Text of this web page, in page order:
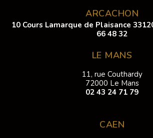
ARCACHON
10 Cours Lamarque de Plaisance
66 48 32
LE MANS
11, rue Couthardy
72000 Le Mans
02 43 24 71 79
CAEN